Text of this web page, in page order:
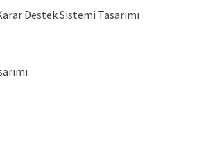
Destek Sistemi Tasarımı